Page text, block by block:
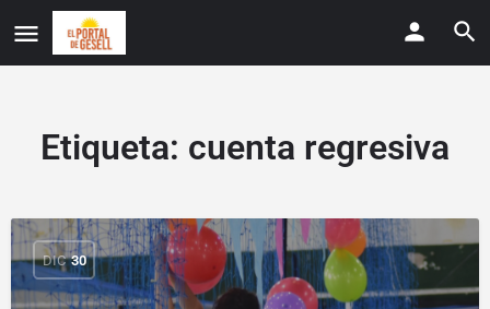
Etiqueta: cuenta regresiva
DIC 30